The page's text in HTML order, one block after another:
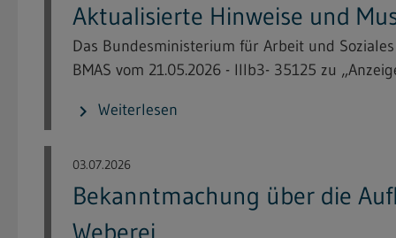
Aktualisierte Hinweise und
Das Bundesministerium für Arbeit und
BMAS vom 21.05.2026 - IIIb3- 35125 zu
chevron_right Weiterlesen
03.07.2026
Bekanntmachung über die